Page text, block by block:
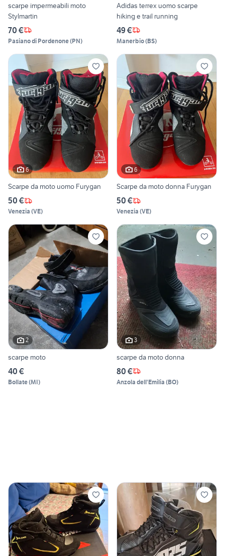
scarpe impermeabili moto
Stylmartin
70 €
Pasiano di Pordenone(PN)
Adidas terrex uomo scarpe
hiking e trail running
49 €
Manerbio(BS)
6
Scarpe da moto uomo Furygan
50 €
Venezia (VE)
6
Scarpe da moto donna Furygan
50 €
Venezia (VE)
2
scarpe moto
40 €
Bollate(MI)
3
scarpe da moto donna
80 €
Anzola dell'Emilia (BO)